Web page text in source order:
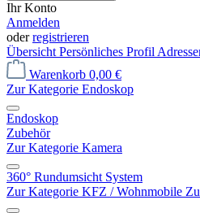
Ihr Konto
Anmelden
oderregistrieren
Übersicht Persönliches Profil
Warenkorb 0,00 €
Zur Kategorie Endoskop
Endoskop
Zubehör
Zur Kategorie Kamera
360° Rundumsicht System
Zur Kategorie KFZ / Wohnmobile